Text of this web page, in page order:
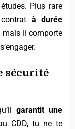
Plus rare
à durée
mais il comporte
sécurité
garantit une
CDD, tu ne te